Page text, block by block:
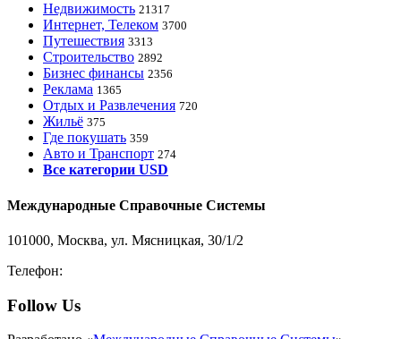
Недвижимость 21317
Интернет, Телеком 3700
Путешествия 3313
Строительство 2892
Бизнес финансы 2356
Реклама 1365
Отдых и Развлечения 720
Жильё 375
Где покушать 359
Авто и Транспорт 274
Все категории USD
Международные Справочные Системы
101000, Москва, ул. Мясницкая, 30/1/2
Телефон:
Follow Us